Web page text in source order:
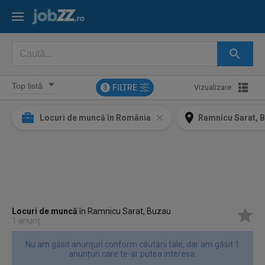
3 FILTRE Vizualizare:
Locuri de muncă în România Ramnicu Sarat,
Locuri de muncăîn Ramnicu Sarat, Buzau
1 anunț
Nu am găsit anunțuri conform căutării tale, dar am găsit 1
anunțuri care te-ar putea interesa.